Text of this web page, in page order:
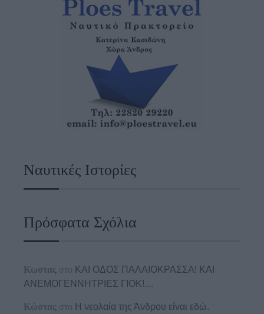
Ναυτικές Ιστορίες
Πρόσφατα Σχόλια
Κωστας στο ΚΑΙ ΟΔΟΣ ΠΑΛΑIΟΚΡΑΣΣΑ! ΚΑΙ
ΑΝΕΜΟΓΕΝΝΗΤΡΙΕΣ ΓΙΟΚ!…
Κώστας στο Η νεολαία της Άνδρου είναι εδώ.